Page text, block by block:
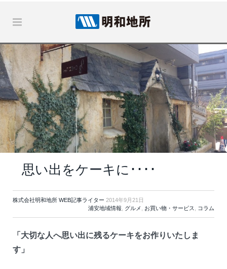
思い出をケーキに････
株式会社明和地所 WEB記事ライター 2014年9月21日
浦安地域情報, グルメ , お買い物・サービス, コラム
「大切な人へ思い出に残るケーキをお作りいたしま
す」